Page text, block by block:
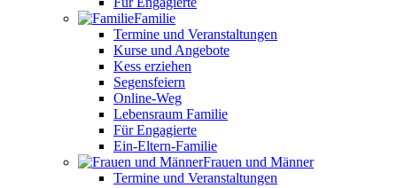
Familie
Termine und Veranstaltungen
Kurse und Angebote
Kess erziehen
Segensfeiern
Online-Weg
Lebensraum Familie
Für Engagierte
Ein-Eltern-Familie
Frauen und Männer
Termine und Veranstaltungen